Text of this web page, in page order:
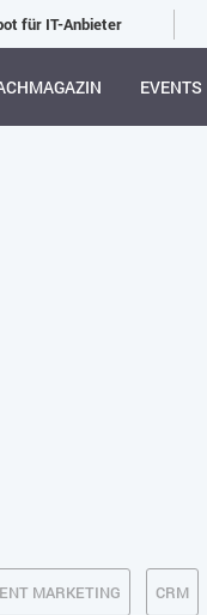
für IT-Anbieter
EVENTS
MARKETING CRM